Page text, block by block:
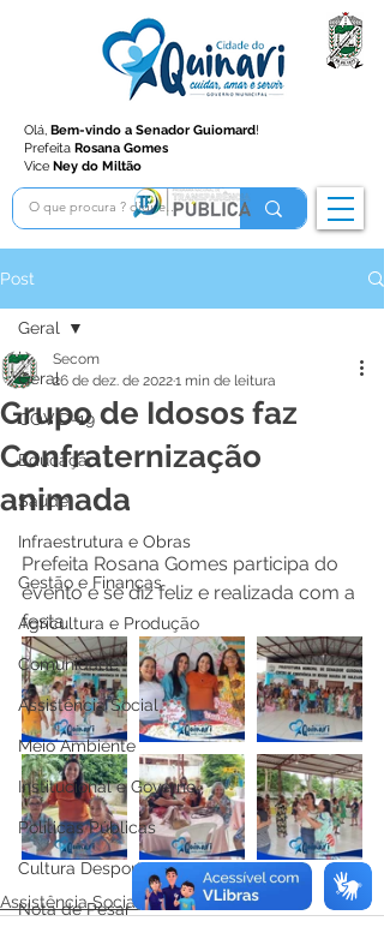
Olá, Bem-vindo a Senador Guiomard!
Prefeita Rosana Gomes
Vice Ney do Miltão
Post
Geral
COVID-19
Educação
Saúde
Infraestrutura e Obras
Gestão e Finanças
Agricultura e Produção
Comunidade
Assistência Social
Meio Ambiente
Institucional e Governo
Políticas Públicas
Cultura Desporto e Lazer
Nota de Pesar
Geral
Grupo de Idosos faz
Confraternização
animada
Secom
26 de dez. de 20221 min de leitura
Prefeita Rosana Gomes participa do
evento e se diz feliz e realizada com a
festa.
Assistência Social